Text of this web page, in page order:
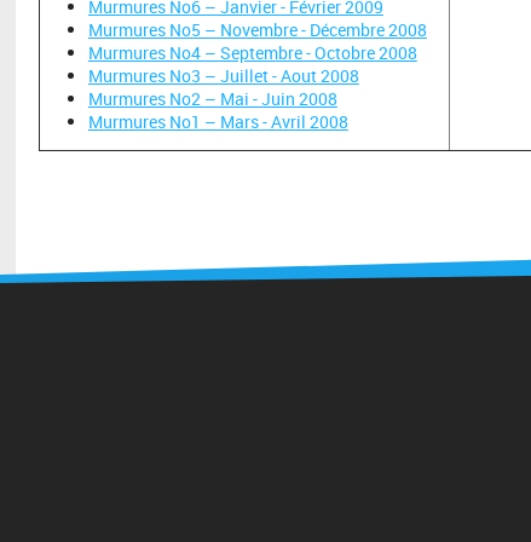
Murmures No6 – Janvier - Février 2009
Murmures No5 – Novembre - Décembre 2008
Murmures No4 – Septembre - Octobre 2008
Murmures No3 – Juillet - Aout 2008
Murmures No2 – Mai - Juin 2008
Murmures No1 – Mars - Avril 2008